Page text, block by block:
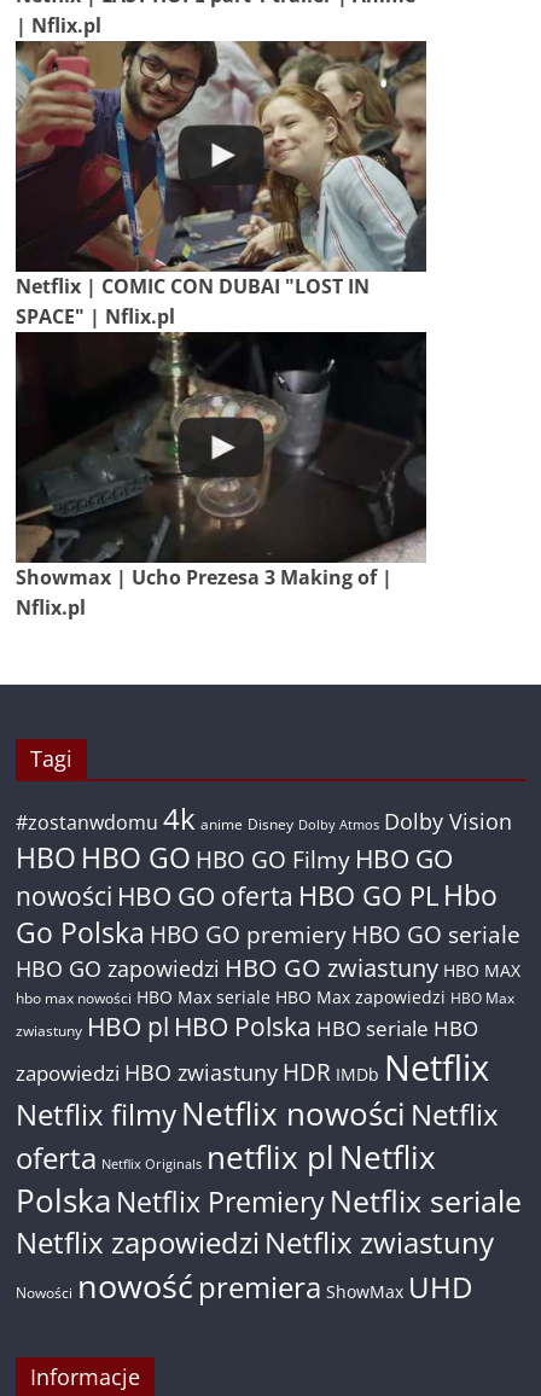
| Nflix.pl
Netflix | COMIC CON DUBAI "LOST IN
SPACE" | Nflix.pl
Showmax | Ucho Prezesa 3 Making of |
Nflix.pl
Tagi
#zostanwdomu 4k anime Disney Dolby Atmos Dolby Vision
HBO HBO GO HBO GO Filmy HBO GO
nowości HBO GO oferta HBO GO PL Hbo
Go Polska HBO GO premiery HBO GO seriale
HBO GO zapowiedzi HBO GO zwiastuny HBO MAX
hbo max nowości HBO Max seriale HBO Max zapowiedzi HBO Max
zwiastuny HBO pl HBO Polska HBO seriale HBO
zapowiedzi HBO zwiastuny HDR IMDb Netflix
Netflix filmyNetflix nowości Netflix
oferta Netflix Originals netflix pl Netflix
Polska Netflix PremieryNetflix seriale
Netflix zapowiedzi Netflix zwiastuny
Nowości nowość premiera ShowMax UHD
Informacje